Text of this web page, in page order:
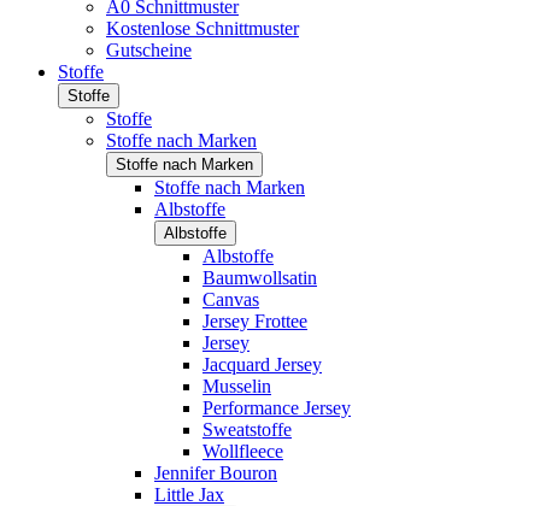
A0 Schnittmuster
Kostenlose Schnittmuster
Gutscheine
Stoffe
Stoffe
Stoffe
Stoffe nach Marken
Stoffe nach Marken
Stoffe nach Marken
Albstoffe
Albstoffe
Albstoffe
Baumwollsatin
Canvas
Jersey Frottee
Jersey
Jacquard Jersey
Musselin
Performance Jersey
Sweatstoffe
Wollfleece
Jennifer Bouron
Little Jax